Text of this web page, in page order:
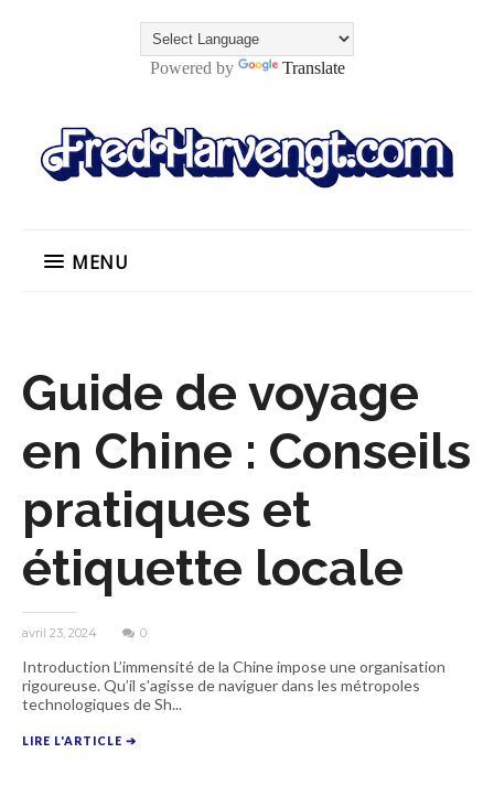
Powered by Translate
MENU
Guide de voyage
en Chine : Conseils
pratiques et
étiquette locale
avril 23, 2024 0
Introduction L’immensité de la Chine impose une organisation
rigoureuse. Qu’il s’agisse de naviguer dans les métropoles
technologiques de Sh...
LIRE L'ARTICLE ➔